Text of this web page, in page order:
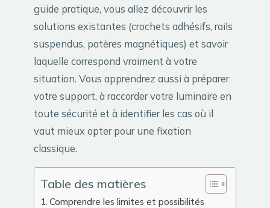
guide pratique, vous allez découvrir les
solutions existantes (crochets adhésifs, rails
suspendus, patères magnétiques) et savoir
laquelle correspond vraiment à votre
situation. Vous apprendrez aussi à préparer
votre support, à raccorder votre luminaire en
toute sécurité et à identifier les cas où il
vaut mieux opter pour une fixation
classique.
Table des matières
Comprendre les limites et possibilités